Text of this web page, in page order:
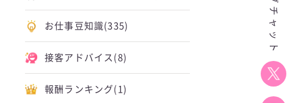
お仕事豆知識(335)
接客アドバイス (8)
報酬ランキング (1)